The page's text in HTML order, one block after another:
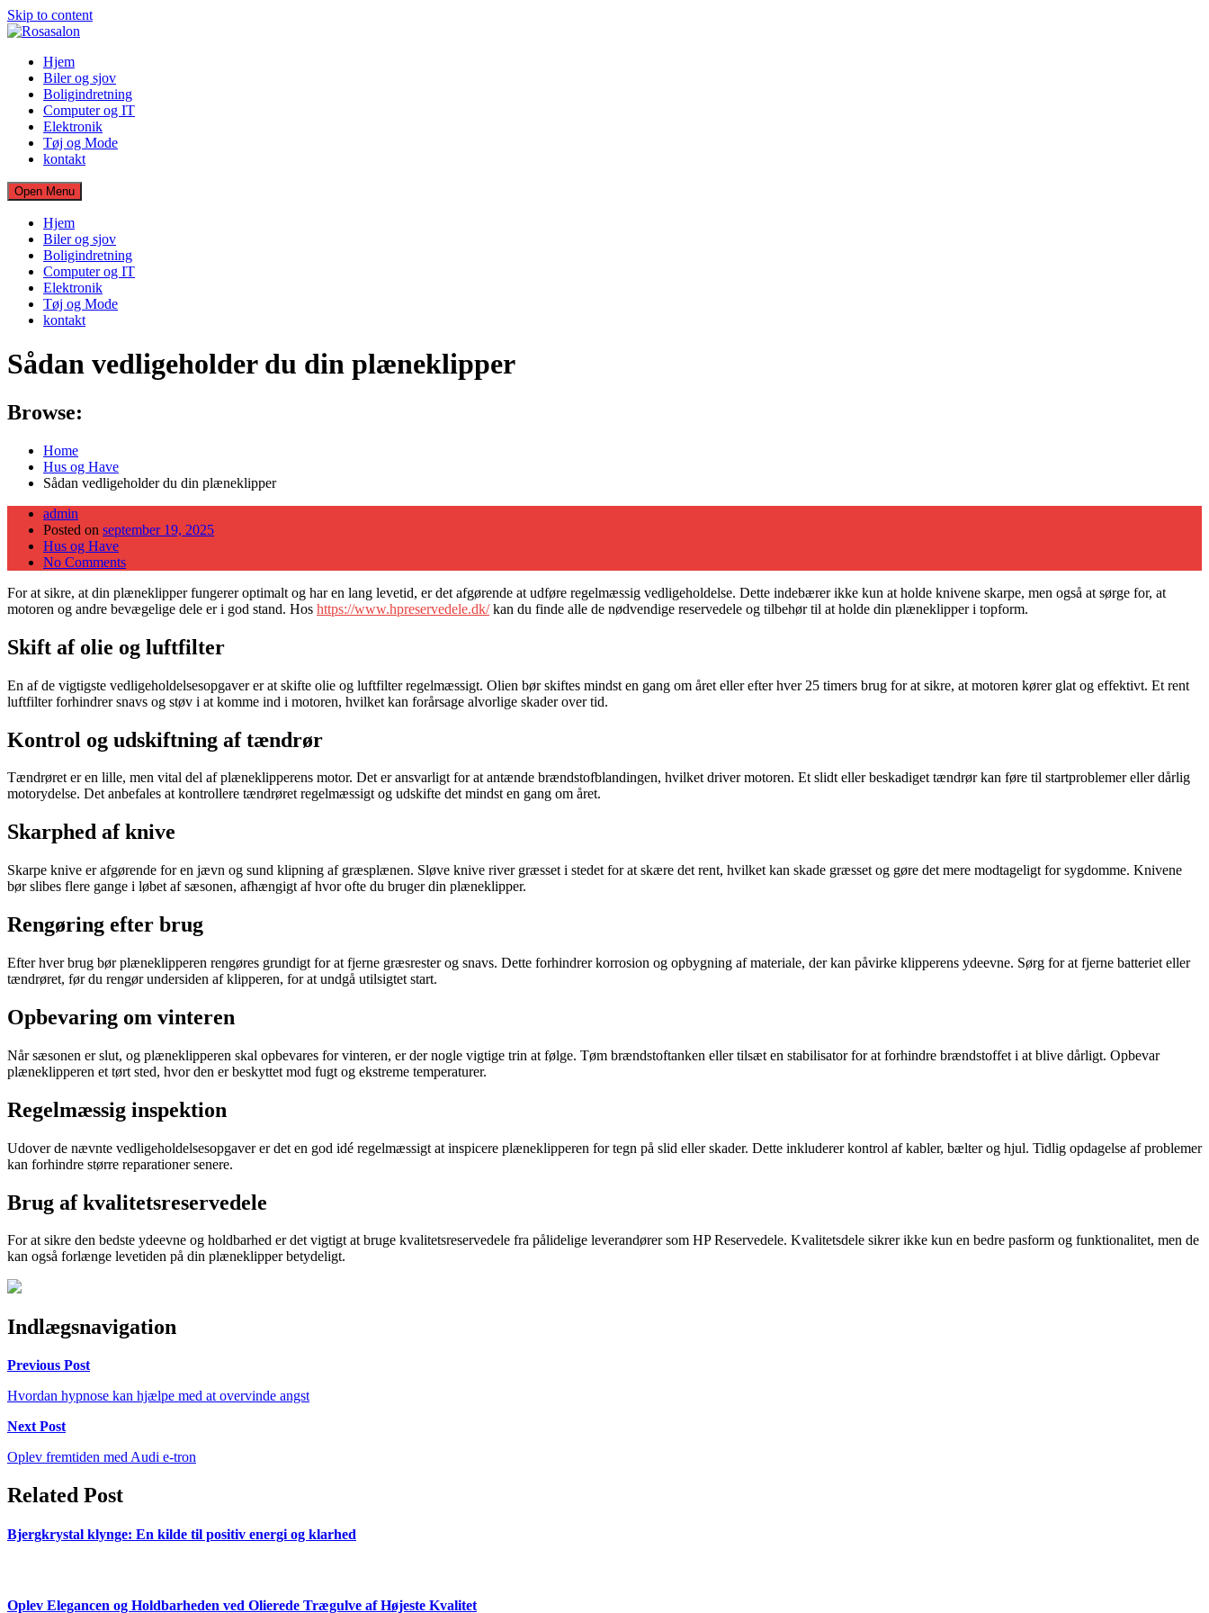
Skip to content
Hjem
Biler og sjov
Boligindretning
Computer og IT
Elektronik
Tøj og Mode
kontakt
Open Menu
Hjem
Biler og sjov
Boligindretning
Computer og IT
Elektronik
Tøj og Mode
kontakt
Sådan vedligeholder du din plæneklipper
Browse:
Home
Hus og Have
Sådan vedligeholder du din plæneklipper
admin
Posted on september 19, 2025
Hus og Have
No Comments
For at sikre, at din plæneklipper fungerer optimalt og har en lang levetid, er det afgørende at udføre regelmæssig vedligeholdelse. Dette indebærer ikke kun at holde knivene skarpe, men også at sørge for, at
motoren og andre bevægelige dele er i god stand. Hos https://www.hpreservedele.dk/kan du finde alle de nødvendige reservedele og tilbehør til at holde din plæneklipper i topform.
Skift af olie og luftfilter
En af de vigtigste vedligeholdelsesopgaver er at skifte olie og luftfilter regelmæssigt. Olien bør skiftes mindst en gang om året eller efter hver 25 timers brug for at sikre, at motoren kører glat og effektivt. Et rent
luftfilter forhindrer snavs og støv i at komme ind i motoren, hvilket kan forårsage alvorlige skader over tid.
Kontrol og udskiftning af tændrør
Tændrøret er en lille, men vital del af plæneklipperens motor. Det er ansvarligt for at antænde brændstofblandingen, hvilket driver motoren. Et slidt eller beskadiget tændrør kan føre til startproblemer eller dårlig
motorydelse. Det anbefales at kontrollere tændrøret regelmæssigt og udskifte det mindst en gang om året.
Skarphed af knive
Skarpe knive er afgørende for en jævn og sund klipning af græsplænen. Sløve knive river græsset i stedet for at skære det rent, hvilket kan skade græsset og gøre det mere modtageligt for sygdomme. Knivene
bør slibes flere gange i løbet af sæsonen, afhængigt af hvor ofte du bruger din plæneklipper.
Rengøring efter brug
Efter hver brug bør plæneklipperen rengøres grundigt for at fjerne græsrester og snavs. Dette forhindrer korrosion og opbygning af materiale, der kan påvirke klipperens ydeevne. Sørg for at fjerne batteriet eller
tændrøret, før du rengør undersiden af klipperen, for at undgå utilsigtet start.
Opbevaring om vinteren
Når sæsonen er slut, og plæneklipperen skal opbevares for vinteren, er der nogle vigtige trin at følge. Tøm brændstoftanken eller tilsæt en stabilisator for at forhindre brændstoffet i at blive dårligt. Opbevar
plæneklipperen et tørt sted, hvor den er beskyttet mod fugt og ekstreme temperaturer.
Regelmæssig inspektion
Udover de nævnte vedligeholdelsesopgaver er det en god idé regelmæssigt at inspicere plæneklipperen for tegn på slid eller skader. Dette inkluderer kontrol af kabler, bælter og hjul. Tidlig opdagelse af problemer
kan forhindre større reparationer senere.
Brug af kvalitetsreservedele
For at sikre den bedste ydeevne og holdbarhed er det vigtigt at bruge kvalitetsreservedele fra pålidelige leverandører som HP Reservedele. Kvalitetsdele sikrer ikke kun en bedre pasform og funktionalitet, men de
kan også forlænge levetiden på din plæneklipper betydeligt.
Indlægsnavigation
Previous Post
Hvordan hypnose kan hjælpe med at overvinde angst
Next Post
Oplev fremtiden med Audi e-tron
Related Post
Bjergkrystal klynge: En kilde til positiv energi og klarhed
Oplev Elegancen og Holdbarheden ved Olierede Trægulve af Højeste Kvalitet